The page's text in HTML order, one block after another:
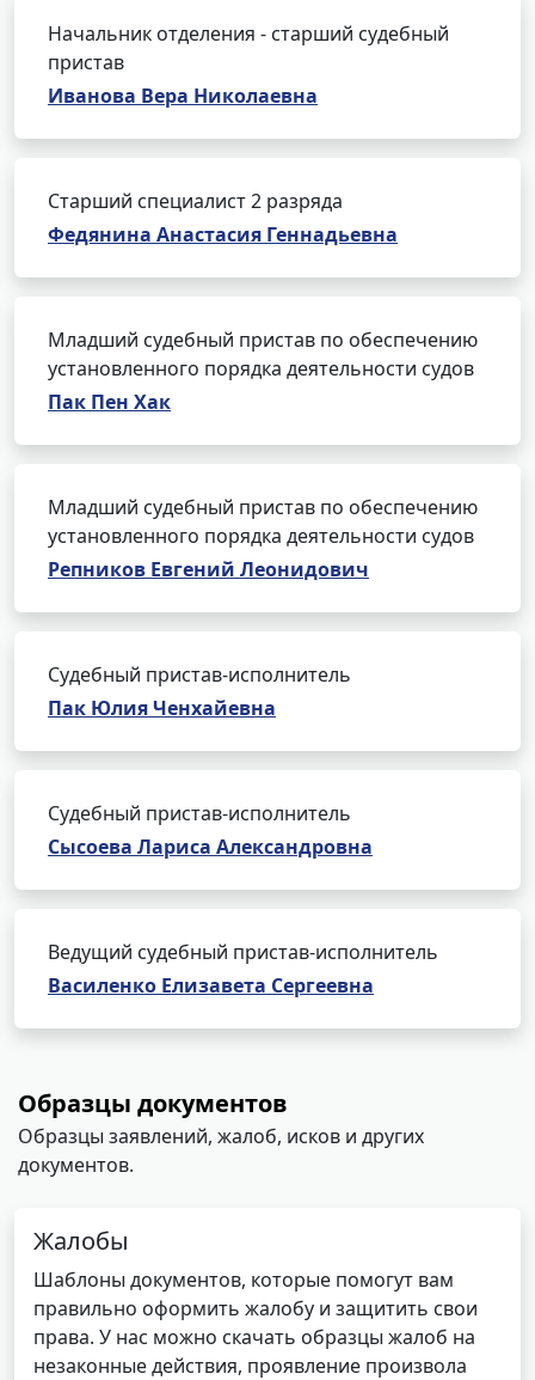
Начальник отделения - старший судебный
пристав
Иванова Вера Николаевна
Старший специалист 2 разряда
Федянина Анастасия Геннадьевна
Младший судебный пристав по обеспечению
установленного порядка деятельности судов
Пак Пен Хак
Младший судебный пристав по обеспечению
установленного порядка деятельности судов
Репников Евгений Леонидович
Судебный пристав-исполнитель
Пак Юлия Ченхайевна
Судебный пристав-исполнитель
Сысоева Лариса Александровна
Ведущий судебный пристав-исполнитель
Василенко Елизавета Сергеевна
Образцы документов
Образцы заявлений, жалоб, исков и других
документов.
Жалобы
Шаблоны документов, которые помогут вам
правильно оформить жалобу и защитить свои
права. У нас можно скачать образцы жалоб на
незаконные действия, проявление произвола